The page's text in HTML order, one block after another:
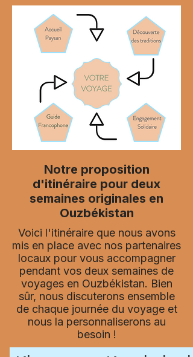
Notre proposition
d'itinéraire pour deux
semaines originales en
Ouzbékistan
Voici l'itinéraire que nous avons
mis en place avec nos partenaires
locaux pour vous accompagner
pendant vos deux semaines de
voyages en Ouzbékistan. Bien
sûr, nous discuterons ensemble
de chaque journée du voyage et
nous la personnaliserons au
besoin !